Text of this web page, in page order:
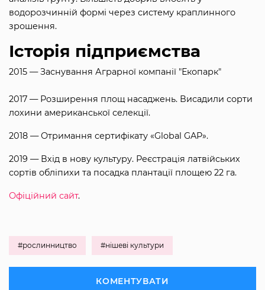
водорозчинній формі через систему краплинного
зрошення.
Історія підприємства
2015 — Заснування Аграрної компанії "Екопарк"
2017 — Розширення площ насаджень. Висадили сорти
лохини американської селекції.
2018 — Отримання сертифікату «Global GAP».
2019 — Вхід в нову культуру. Реєстрація латвійських
сортів обліпихи та посадка плантації площею 22 га.
Офіційний сайт.
#рослинництво #нішеві культури
КОМЕНТУВАТИ